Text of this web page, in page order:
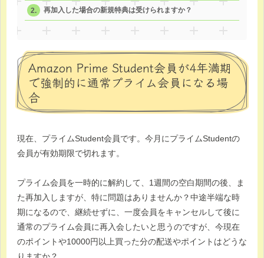
再加入した場合の新規特典は受けられますか？
Amazon Prime Student会員が4年満期
で強制的に通常プライム会員になる場
合
現在、プライムStudent会員です。今月にプライムStudentの
会員が有効期限で切れます。
プライム会員を一時的に解約して、1週間の空白期間の後、ま
た再加入しますが、特に問題はありませんか？中途半端な時
期になるので、継続せずに、一度会員をキャンセルして後に
通常のプライム会員に再入会したいと思うのですが、今現在
のポイントや10000円以上買った分の配送やポイントはどうな